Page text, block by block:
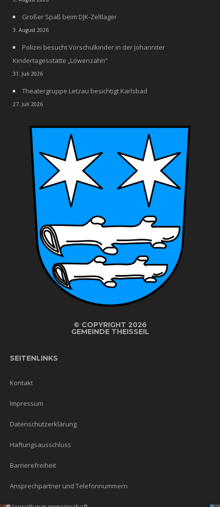
Großer Spaß beim DJK-Zeltlager
3. August 2026
Polizei besucht Vorschulkinder in der Johanniter
Kindertagesstätte „Löwenzahn“
31. Juli 2026
Theatergruppe Letzau besichtigt Karlsbad
27. Juli 2026
© COPYRIGHT 2026
GEMEINDE THEISSEIL
SEITENLINKS
Kontakt
Impressum
Datenschutzerklärung
Haftungsausschluss
Barrierefreiheit
Ansprechpartner und Telefonnummern